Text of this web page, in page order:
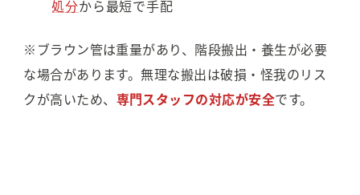
処分から最短で手配
※ブラウン管は重量があり、階段搬出・養生が必要
な場合があります。無理な搬出は破損・怪我のリス
クが高いため、 専門スタッフの対応が安全です。